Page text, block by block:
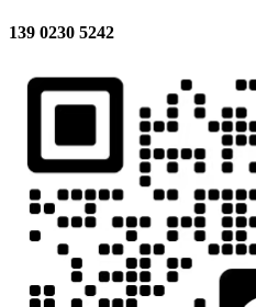
139 0230 5242